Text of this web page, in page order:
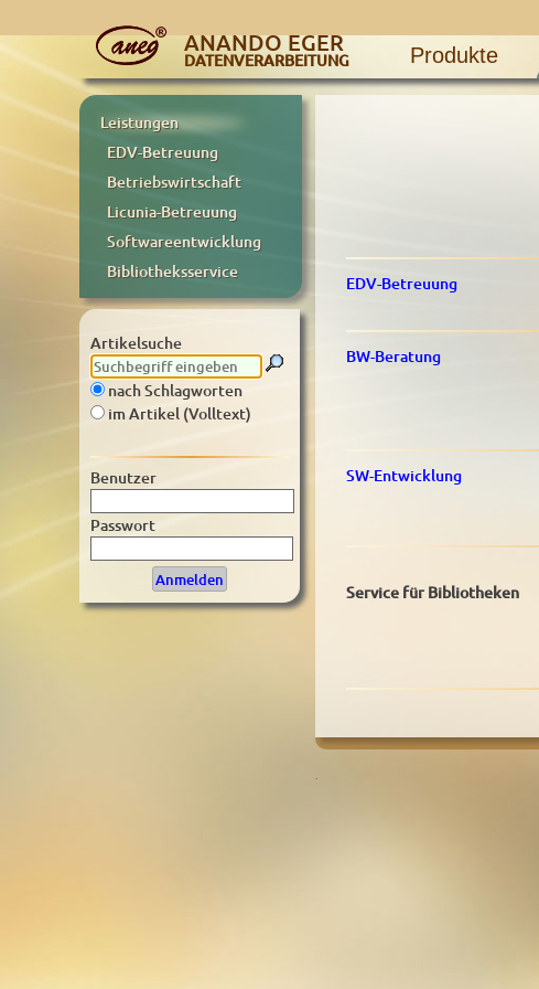
ANANDO EGER
DATENVERARBEITUNG Produkte
Leistungen
EDV-Betreuung
Betriebswirtschaft
Licunia-Betreuung
Softwareentwicklung
Bibliotheksservice
Artikelsuche
nach Schlagworten
im Artikel (Volltext)
Benutzer
Passwort
EDV-Betreuung
BW-Beratung
SW-Entwicklung
Service für Bibliotheken